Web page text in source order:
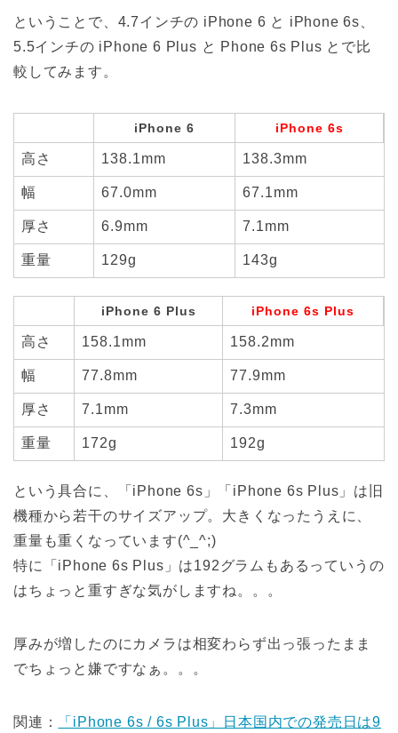
ということで、4.7インチの iPhone 6 と iPhone 6s、
5.5インチの iPhone 6 Plus と Phone 6s Plus とで比
較してみます。
iPhone 6 iPhone 6s
高さ 138.1mm 138.3mm
幅 67.0mm 67.1mm
厚さ 6.9mm 7.1mm
重量 129g 143g
iPhone 6 Plus iPhone 6s Plus
高さ 158.1mm 158.2mm
幅 77.8mm 77.9mm
厚さ 7.1mm 7.3mm
重量 172g 192g
という具合に、「iPhone 6s」「iPhone 6s Plus」は旧
機種から若干のサイズアップ。大きくなったうえに、
重量も重くなっています(^_^;)
特に「iPhone 6s Plus」は192グラムもあるっていうの
はちょっと重すぎな気がしますね。。。
厚みが増したのにカメラは相変わらず出っ張ったまま
でちょっと嫌ですなぁ。。。
関連：
「iPhone 6s / 6s Plus」日本国内での発売日は9